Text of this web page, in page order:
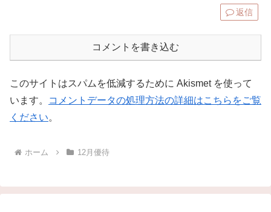
返信
コメントを書き込む
このサイトはスパムを低減するために Akismet を使って
います。
コメントデータの処理方法の詳細はこちらをご覧
ください。
ホーム 12月優待